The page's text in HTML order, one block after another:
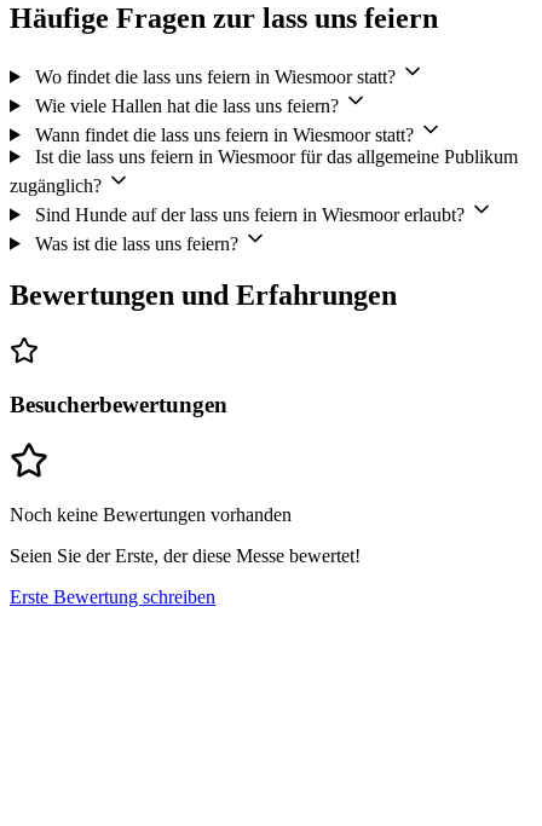
Häufige Fragen zur lass uns feiern
Wo findet die lass uns feiern in Wiesmoor statt?
Wie viele Hallen hat die lass uns feiern?
Wann findet die lass uns feiern in Wiesmoor statt?
Ist die lass uns feiern in Wiesmoor für das allgemeine Publikum
zugänglich?
Sind Hunde auf der lass uns feiern in Wiesmoor erlaubt?
Was ist die lass uns feiern?
Bewertungen und Erfahrungen
Besucherbewertungen
Noch keine Bewertungen vorhanden
Seien Sie der Erste, der diese Messe bewertet!
Erste Bewertung schreiben